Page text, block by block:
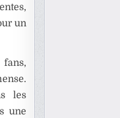
un
les
une